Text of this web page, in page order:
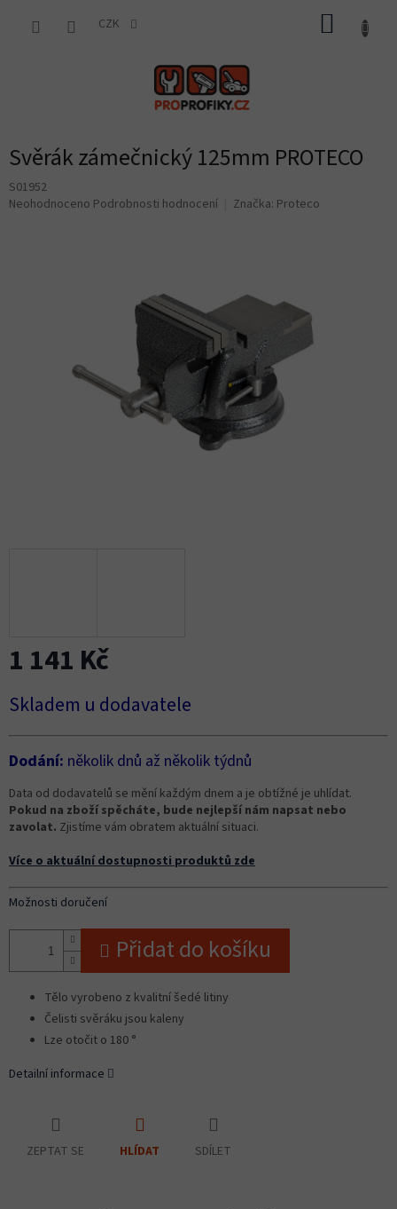
CZK
Svěrák zámečnický 125mm PROTECO
S01952
Průměrné
Neohodnoceno Podrobnosti hodnocení Značka: Proteco
1 141 Kč
cena:
Skladem u dodavatele
Dodání: několik dnů až několik týdnů
Data od dodavatelů se mění každým dnem a je obtížné je uhlídat.
Pokud na zboží spěcháte, bude nejlepší nám napsat nebo
zavolat. Zjistíme vám obratem aktuální situaci.
Více o aktuální dostupnosti produktů zde
Možnosti doručení
Přidat do košíku
Tělo vyrobeno z kvalitní šedé litiny
Čelisti svěráku jsou kaleny
Lze otočit o 180 °
Detailní informace
ZEPTAT SE HLÍDAT SDÍLET